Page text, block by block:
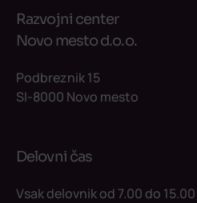
Razvojni center
Novo mesto d.o.o.
Podbreznik 15
SI-8000 Novo mesto
Delovni čas
Vsak delovnik od 7.00 do 15.00